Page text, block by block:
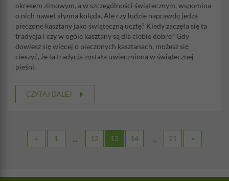
okresem zimowym, a w szczególności świątecznym, wspomina
o nich nawet słynna kolęda. Ale czy ludzie naprawdę jedzą
pieczone kasztany jako świąteczną ucztę? Kiedy zaczęła się ta
tradycja i czy w ogóle kasztany są dla ciebie dobre? Gdy
dowiesz się więcej o pieczonych kasztanach, możesz się
cieszyć, że ta tradycja została uwieczniona w świątecznej
pieśni.
CZYTAJ DALEJ
« 1 ... 12 13 14 ... 21 »